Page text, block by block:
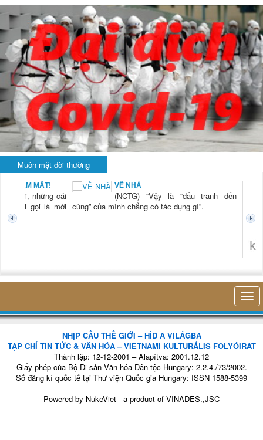
Muôn mặt đời thường
NAM MẤT!
“Xời, những cái
mới gọi là mới
VỀ NHÀ
(NCTG) “Vậy là “đấu tranh đến
cùng” của mình chẳng có tác dụng gì”.
NHỊP CẦU THẾ GIỚI – HÍD A VILÁGBA
TẠP CHÍ TIN TỨC & VĂN HÓA – VIETNAMI KULTURÁLIS FOLYÓIRAT
Thành lập: 12-12-2001 – Alapítva: 2001.12.12
Giấy phép của Bộ Di sản Văn hóa Dân tộc Hungary: 2.2.4./73/2002.
Số đăng kí quốc tế tại Thư viện Quốc gia Hungary: ISSN 1588-5399
Powered by NukeViet - a product of VINADES.,JSC